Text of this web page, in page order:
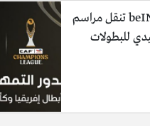
غداً.. beIN SPORTS تنقل مراسم
للبطولات